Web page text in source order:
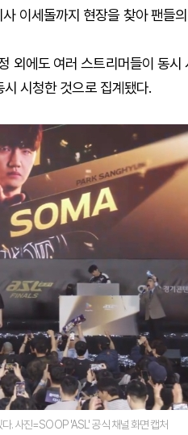
이세돌까지 현장을 찾아 팬들
외에도 여러 스트리머들이 동시
시청한 것으로 집계됐다.
. 사진=SOOP 'ASL' 공식 채널 화면 캡처